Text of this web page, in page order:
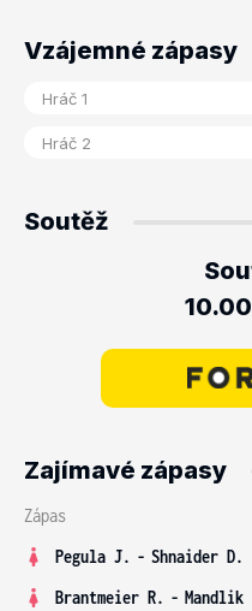
Vzájemné zápasy
Soutěž
Zajímavé zápasy
Zápas
Pegula J. - Shnaider D.
Brantmeier R. - Mandlik